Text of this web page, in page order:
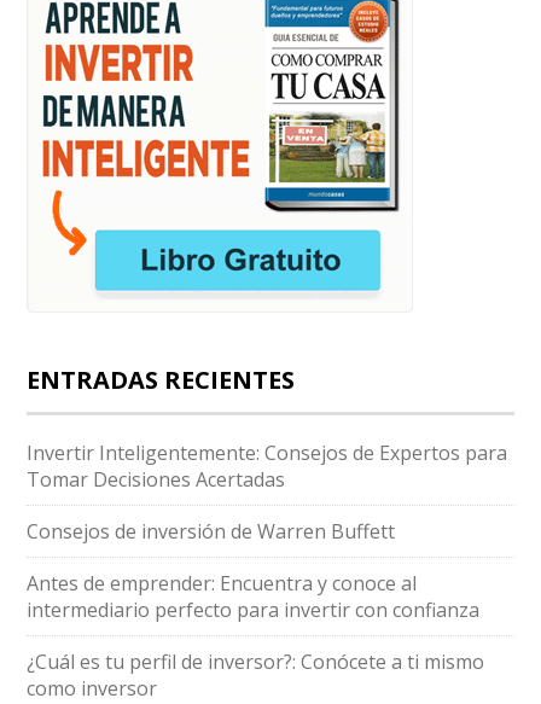
ENTRADAS RECIENTES
Invertir Inteligentemente: Consejos de Expertos para
Tomar Decisiones Acertadas
Consejos de inversión de Warren Buffett
Antes de emprender: Encuentra y conoce al
intermediario perfecto para invertir con confianza
¿Cuál es tu perfil de inversor?: Conócete a ti mismo
como inversor